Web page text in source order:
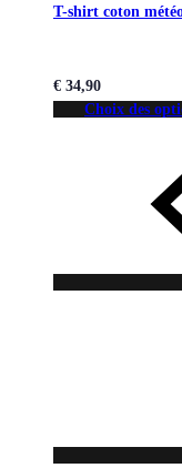
T-shirt coton
€ 34,90
Choix des